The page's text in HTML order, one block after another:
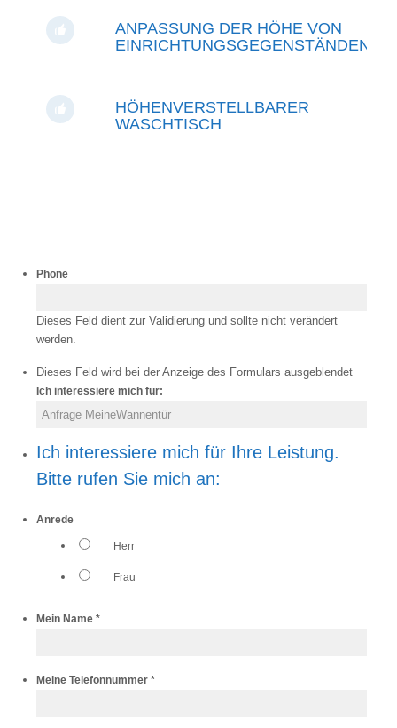
ANPASSUNG DER HÖHE VON
EINRICHTUNGSGEGENSTÄNDEN
HÖHENVERSTELLBARER
WASCHTISCH
Phone
Dieses Feld dient zur Validierung und sollte nicht verändert
werden.
Dieses Feld wird bei der Anzeige des Formulars ausgeblendet
Ich interessiere mich für:
Ich interessiere mich für Ihre Leistung.
Bitte rufen Sie mich an:
Anrede
Herr
Frau
Mein Name **
Meine Telefonnummer **